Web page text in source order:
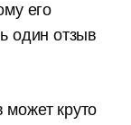
его
один отзыв
может круто